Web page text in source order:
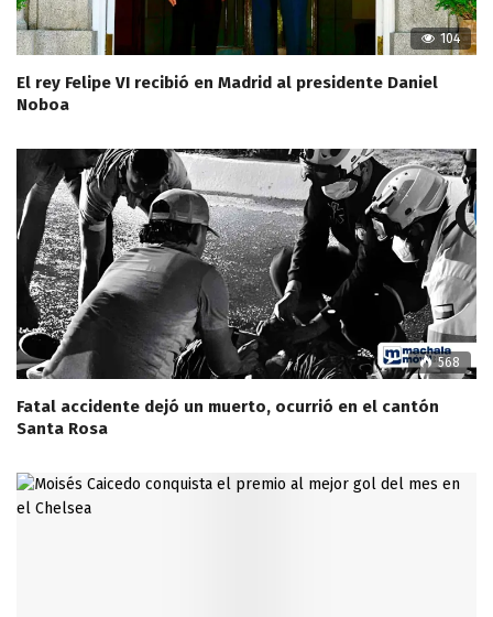
104
El rey Felipe VI recibió en Madrid al presidente Daniel
Noboa
568
Fatal accidente dejó un muerto, ocurrió en el cantón
Santa Rosa